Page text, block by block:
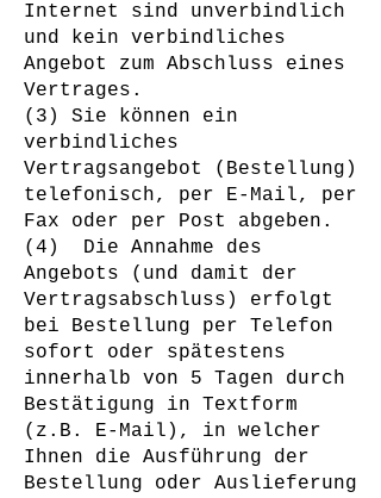
Internet sind unverbindlich
und kein verbindliches
Angebot zum Abschluss eines
Vertrages.
(3) Sie können ein
verbindliches
Vertragsangebot (Bestellung)
telefonisch, per E-Mail, per
Fax oder per Post abgeben.
(4) Die Annahme des
Angebots (und damit der
Vertragsabschluss) erfolgt
bei Bestellung per Telefon
sofort oder spätestens
innerhalb von 5 Tagen durch
Bestätigung in Textform
(z.B. E-Mail), in welcher
Ihnen die Ausführung der
Bestellung oder Auslieferung